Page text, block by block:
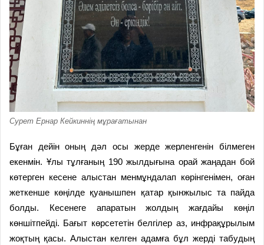
Сурет Ернар Кейкиннің мұрағатынан
Бұған дейін оның дәл осы жерде жерленгенін білмеген
екенмін. Ұлы тұлғаның 190 жылдығына орай жаңадан бой
көтерген кесене алыс­тан менмұндалап көрінгенімен, оған
жеткенше көңілде қуанышпен қатар қынжылыс та пайда
болды. Кесенеге апаратын жолдың жағдайы көңіл
көншітпейді. Бағыт көрсететін белгілер аз, инфрақұрылым
жоқтың қасы. Алыстан келген адамға бұл жерді табудың